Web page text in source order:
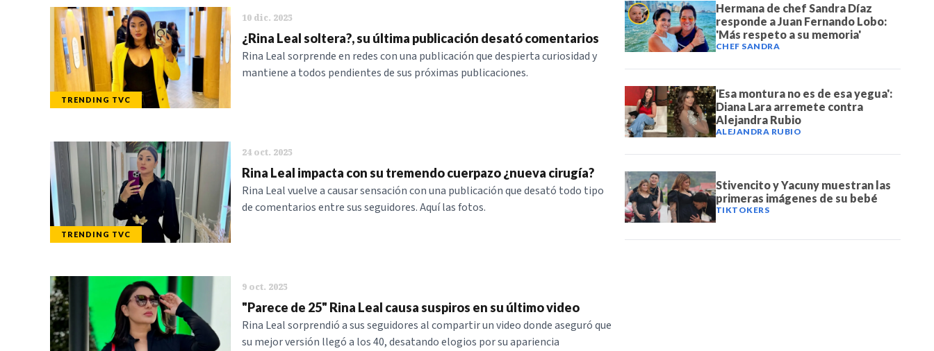
TRENDING TVC
10 dic. 2025
¿Rina Leal soltera?, su última publicación desató comentarios
Rina Leal sorprende en redes con una publicación que despierta curiosidad y
mantiene a todos pendientes de sus próximas publicaciones.
TRENDING TVC
24 oct. 2025
Rina Leal impacta con su tremendo cuerpazo ¿nueva cirugía?
Rina Leal vuelve a causar sensación con una publicación que desató todo tipo
de comentarios entre sus seguidores. Aquí las fotos.
9 oct. 2025
"Parece de 25" Rina Leal causa suspiros en su último video
Rina Leal sorprendió a sus seguidores al compartir un video donde aseguró que
su mejor versión llegó a los 40, desatando elogios por su apariencia
Hermana de chef Sandra Díaz
responde a Juan Fernando Lobo:
'Más respeto a su memoria'
CHEF SANDRA
'Esa montura no es de esa yegua':
Diana Lara arremete contra
Alejandra Rubio
ALEJANDRA RUBIO
Stivencito y Yacuny muestran las
primeras imágenes de su bebé
TIKTOKERS